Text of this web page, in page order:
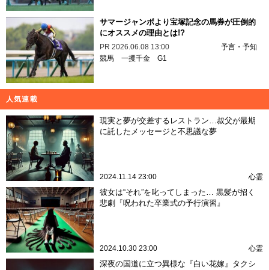
サマージャンボより宝塚記念の馬券が圧倒的
にオススメの理由とは!?
PR 2026.06.08 13:00
予言・予知
競馬 一攫千金 G1
人気連載
現実と夢が交差するレストラン…叔父が最期
に託したメッセージと不思議な夢
2024.11.14 23:00 心霊
彼女は“それ”を叱ってしまった… 黒髪が招く
悲劇『呪われた卒業式の予行演習』
2024.10.30 23:00 心霊
深夜の国道に立つ異様な『白い花嫁』タクシ